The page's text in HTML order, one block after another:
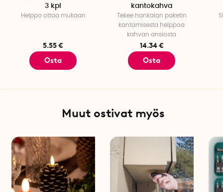
3 kpl
Helppo ottaa mukaan
5.55 €
Osta
kantokahva
Tekee hankalan paketin
kantamisesta helppoa
kahvan ansiosta
14.34 €
Osta
Muut ostivat myös